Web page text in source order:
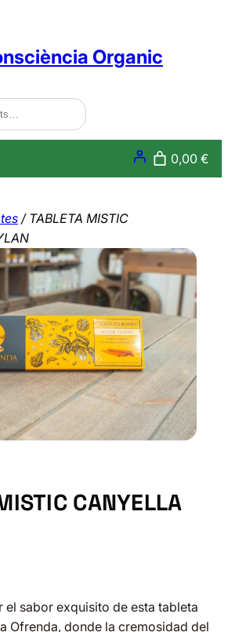
Organic
0,00 €
/ TABLETA MISTIC
CANYELLA
el sabor exquisito de esta tableta
Ofrenda, donde la cremosidad del